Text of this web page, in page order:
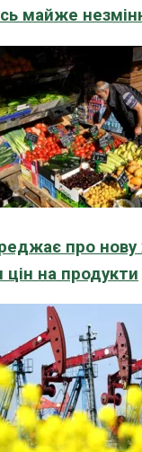
майже
про нову
цін на продукти